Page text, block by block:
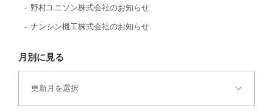
野村ユニソン株式会社のお知らせ
ナンシン機工株式会社のお知らせ
月別に見る